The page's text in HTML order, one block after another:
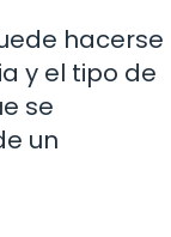
hacerse
y el tipo de
se
un